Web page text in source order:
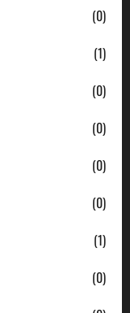
(0)
(1)
(0)
(0)
(0)
(0)
(1)
(0)